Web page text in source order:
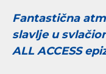
Fantastična
slavlje u
ALL ACCESS